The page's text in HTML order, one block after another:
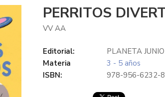
PERRITOS
VV AA
Editorial:
PLANETA
Materia
3 - 5 años
ISBN:
978-956-6232-